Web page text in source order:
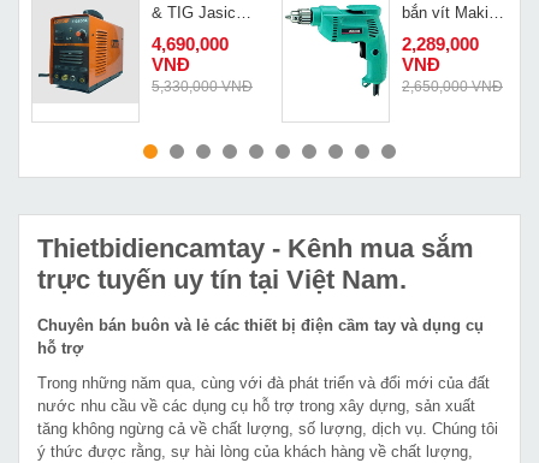
MUA NGAY
& TIG Jasic
200A
4,690,000
VNĐ
5,330,000 VNĐ
MUA NGAY
bắn vít Makita
6307
2,289,000
VNĐ
2,650,000 VNĐ
Thietbidiencamtay - Kênh mua sắm
trực tuyến uy tín tại Việt Nam.
Chuyên bán buôn và lẻ các thiết bị điện cầm tay và dụng cụ
hỗ trợ
Trong những năm qua, cùng với đà phát triển và đổi mới của đất
nước nhu cầu về các dụng cụ hỗ trợ trong xây dựng, sản xuất
tăng không ngừng cả về chất lượng, số lượng, dịch vụ. Chúng tôi
ý thức được rằng, sự hài lòng của khách hàng về chất lượng,